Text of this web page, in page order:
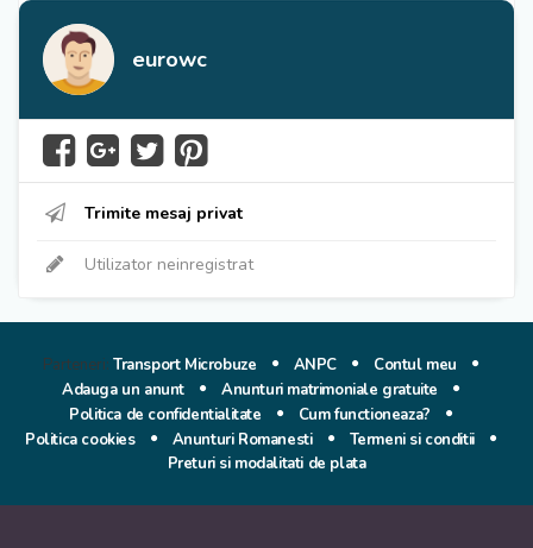
eurowc
Trimite mesaj privat
Utilizator neinregistrat
Parteneri:Transport Microbuze ANPC
Contul meu
Adauga un anunt
Anunturi matrimoniale gratuite
Politica de confidentialitate
Cum functioneaza?
Politica cookies
Anunturi Romanesti
Termeni si conditii
Preturi si modalitati de plata